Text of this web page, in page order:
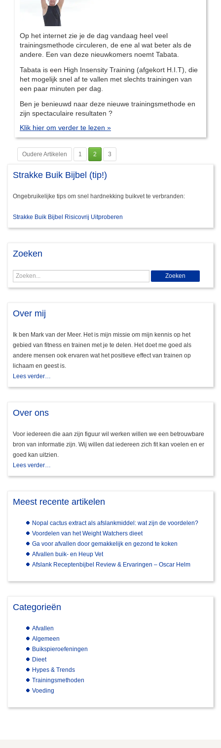
Op het internet zie je de dag vandaag heel veel
trainingsmethode circuleren, de ene al wat beter als de
andere. Een van deze nieuwkomers noemt Tabata.
Tabata is een High Insensity Training (afgekort H.I.T), die
het mogelijk snel af te vallen met slechts trainingen van
een paar minuten per dag.
Ben je benieuwd naar deze nieuwe trainingsmethode en
zijn spectaculaire resultaten ?
Klik hier om verder te lezen »
Oudere Artikelen 1 2 3
Strakke Buik Bijbel (tip!)
Ongebruikelijke tips om snel hardnekking buikvet te verbranden:
Strakke Buik Bijbel Risicovrij Uitproberen
Zoeken
Over mij
Ik ben Mark van der Meer. Het is mijn missie om mijn kennis op het
gebied van fitness en trainen met je te delen. Het doet me goed als
andere mensen ook ervaren wat het positieve effect van trainen op
lichaam en geest is.
Lees verder…
Over ons
Voor iedereen die aan zijn figuur wil werken willen we een betrouwbare
bron van informatie zijn. Wij willen dat iedereen zich fit kan voelen en er
goed kan uitzien.
Lees verder…
Meest recente artikelen
Nopal cactus extract als afslankmiddel: wat zijn de voordelen?
Voordelen van het Weight Watchers dieet
Ga voor afvallen door gemakkelijk en gezond te koken
Afvallen buik- en Heup Vet
Afslank Receptenbijbel Review & Ervaringen – Oscar Helm
Categorieën
Afvallen
Algemeen
Buikspieroefeningen
Dieet
Hypes & Trends
Trainingsmethoden
Voeding